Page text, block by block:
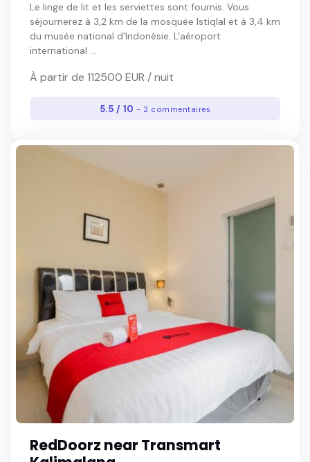
Le linge de lit et les serviettes sont fournis. Vous
séjournerez à 3,2 km de la mosquée Istiqlal et à 3,4 km
du musée national d'Indonésie. L'aéroport
international ...
À partir de 112500 EUR / nuit
5.5 / 10- 2 commentaires
RedDoorz near Transmart